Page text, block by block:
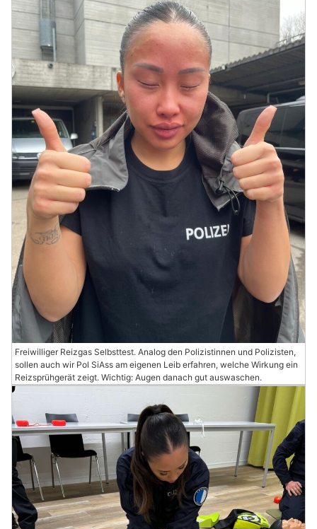
Freiwilliger Reizgas Selbsttest. Analog den Polizistinnen und Polizisten,
sollen auch wir Pol SiAss am eigenen Leib erfahren, welche Wirkung ein
Reizsprühgerät zeigt. Wichtig: Augen danach gut auswaschen.